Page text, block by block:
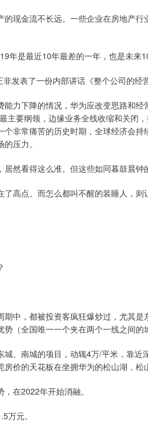
的现金流不长远。一些企业在房地产
年是最近10年最差的一年，也是未来
发表了一份内部讲话《整个公司的经
能力下降的情况，华为应改变思路和
主要纲领，边缘业务全线收缩和关
非常痛苦的历史时期，全球经济会
压力。
居然看得这么准。但这些如同暮鼓晨
高点。而怎么都叫不醒的装睡人，则
中，都被投资客疯狂爆炒过，尤其
（全国唯一一个夹在两个一线之间的
城、南城的项目，动辄4万/平米，靠
价的天花板在坐拥华为的松山湖，松
在2022年开始消融。
万元。